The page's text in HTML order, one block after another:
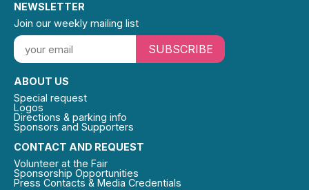
CONTACT AND REQUEST
Volunteer at the Fair
Sponsorship Opportunities
Press Contacts & Media Credentials
ABOUT US
Special request
Logos
Directions & parking info
Sponsors and Supporters
NEWSLETTER
Join our weekly mailing list
SUBSCRIBE